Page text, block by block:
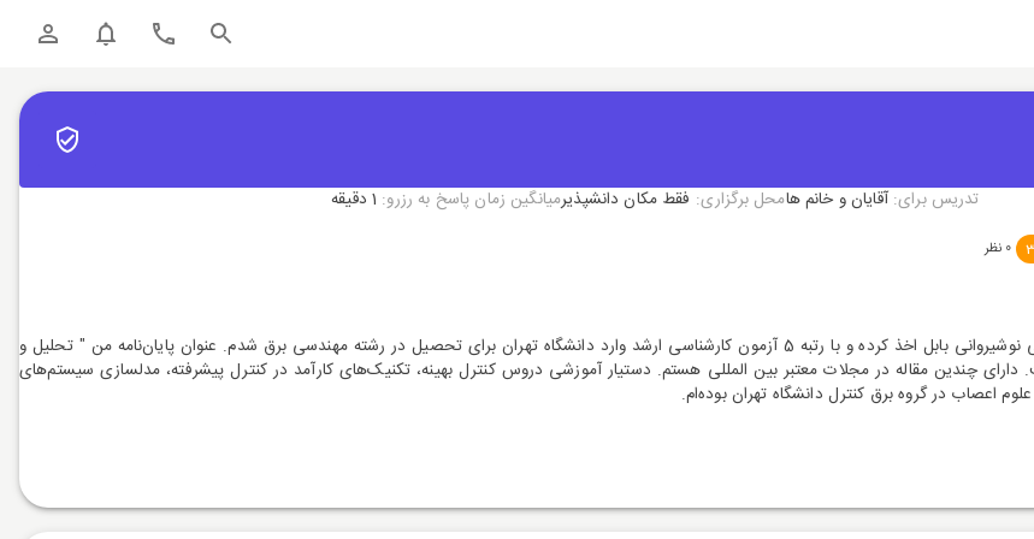
0 نظر
تدریس برای:آقایان و خانم هامحل برگزاری: فقط مکان دانشپذیرمیانگین زمان پاسخ به رزرو: 1 دقیقه
سال 96 مدرک لیسانس مهندسی برق کنترل را از دانشگاه صنعتی نوشیروانی بابل اخذ کرده و با رتبه 5 آزمون کارشناسی ارشد وارد دانشگاه تهران برای تحصیل در رشته مهندسی برق شدم. عنوان پایان‌نامه من " تحلیل و
چندین مقاله در مجلات معتبر بین المللی هستم. دستیار آموزشی دروس کنترل بهینه، تکنیک‌های کارآمد در کنترل پیشرفته، مدلسازی سیستم‌های
اعصاب در گروه برق کنترل دانشگاه تهران بوده‌ام.